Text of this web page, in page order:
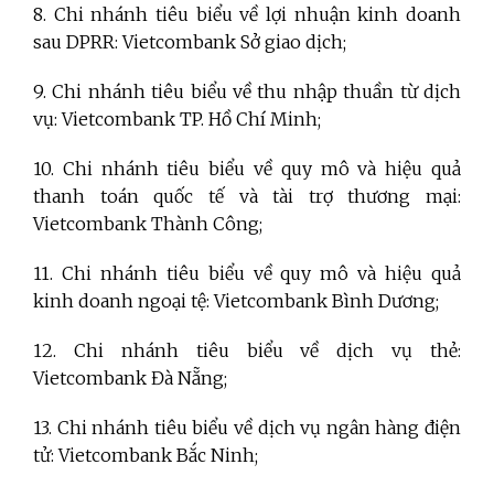
8. Chi nhánh tiêu biểu về lợi nhuận kinh doanh
sau DPRR: Vietcombank Sở giao dịch;
9. Chi nhánh tiêu biểu về thu nhập thuần từ dịch
vụ: Vietcombank TP. Hồ Chí Minh;
10. Chi nhánh tiêu biểu về quy mô và hiệu quả
thanh toán quốc tế và tài trợ thương mại:
Vietcombank Thành Công;
11. Chi nhánh tiêu biểu về quy mô và hiệu quả
kinh doanh ngoại tệ: Vietcombank Bình Dương;
12. Chi nhánh tiêu biểu về dịch vụ thẻ:
Vietcombank Đà Nẵng;
13. Chi nhánh tiêu biểu về dịch vụ ngân hàng điện
tử: Vietcombank Bắc Ninh;